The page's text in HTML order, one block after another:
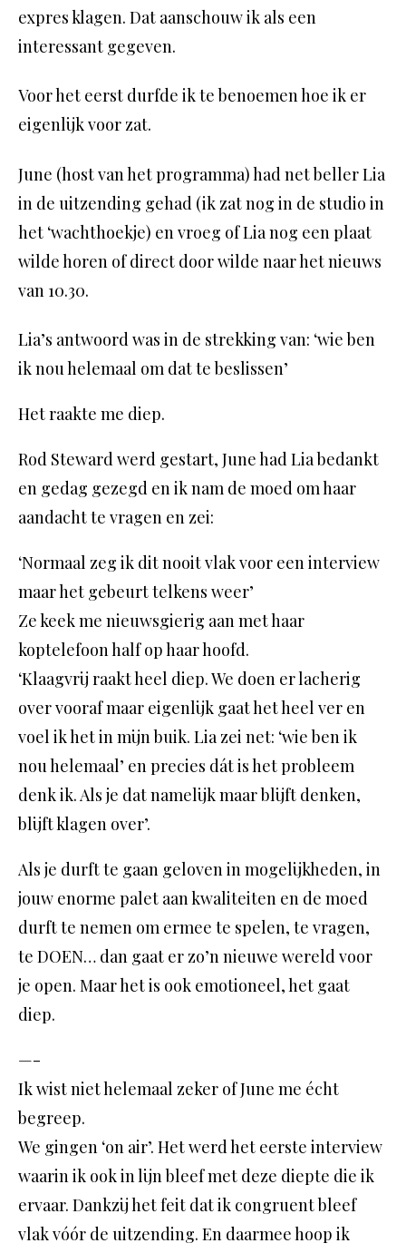
expres klagen. Dat aanschouw ik als een
interessant gegeven.
Voor het eerst durfde ik te benoemen hoe ik er
eigenlijk voor zat.
June (host van het programma) had net beller Lia
in de uitzending gehad (ik zat nog in de studio in
het ‘wachthoekje) en vroeg of Lia nog een plaat
wilde horen of direct door wilde naar het nieuws
van 10.30.
Lia’s antwoord was in de strekking van: ‘wie ben
ik nou helemaal om dat te beslissen’
Het raakte me diep.
Rod Steward werd gestart, June had Lia bedankt
en gedag gezegd en ik nam de moed om haar
aandacht te vragen en zei:
‘Normaal zeg ik dit nooit vlak voor een interview
maar het gebeurt telkens weer’
Ze keek me nieuwsgierig aan met haar
koptelefoon half op haar hoofd.
‘Klaagvrij raakt heel diep. We doen er lacherig
over vooraf maar eigenlijk gaat het heel ver en
voel ik het in mijn buik. Lia zei net: ‘wie ben ik
nou helemaal’ en precies dát is het probleem
denk ik. Als je dat namelijk maar blijft denken,
blijft klagen over’.
Als je durft te gaan geloven in mogelijkheden, in
jouw enorme palet aan kwaliteiten en de moed
durft te nemen om ermee te spelen, te vragen,
te DOEN… dan gaat er zo’n nieuwe wereld voor
je open. Maar het is ook emotioneel, het gaat
diep.
—-
Ik wist niet helemaal zeker of June me écht
begreep.
We gingen ‘on air’. Het werd het eerste interview
waarin ik ook in lijn bleef met deze diepte die ik
ervaar. Dankzij het feit dat ik congruent bleef
vlak vóór de uitzending. En daarmee hoop ik